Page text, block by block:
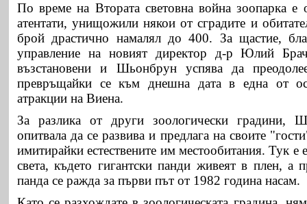
По време на Втората световна война зоопарка
атентати, унищожили някои от сградите и
брой драстично намалял до 400. За щастие,
управление на новият директор д-р Юлий
възстановени и Шьонбрун успява да
превръщайки се към днешна дата в една от
атракции на Виена.
За разлика от други зоологически градини,
опитвала да се развива и предлага на своите
имитирайки естествените им местообитания. Тук е
света, където гигантски панди живеят в плен, а
панда се ражда за първи път от 1982 година насам.